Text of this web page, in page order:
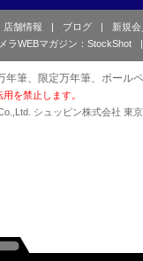
店舗情報 | ブログ | 新規
ラWEBマガジン：StockShot |
年筆、限定万年筆、ボール
を禁止します。
シュッピン株式会社 東